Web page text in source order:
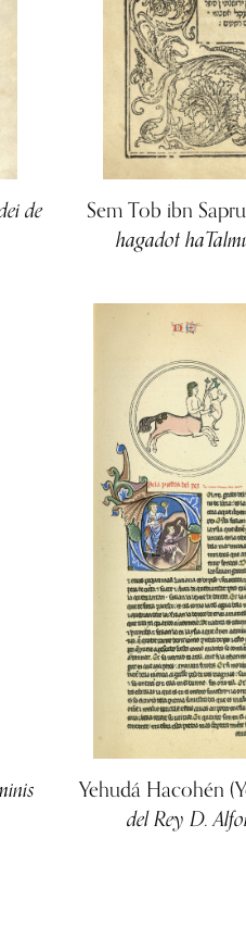
de
Sem Tob ibn
hagadot
Yehudá Hacohén
del Rey D.